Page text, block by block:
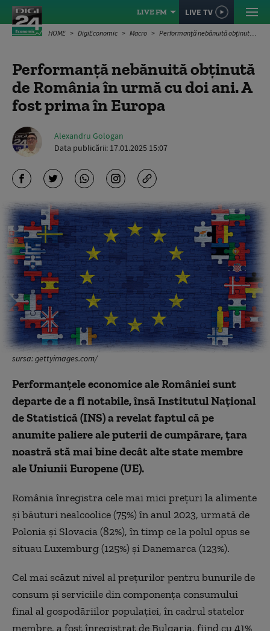
LIVE FM LIVE TV
HOME DigiEconomic Macro Performanță nebănuită obținută de România în urmă cu doi ani. A fost prima în Europa
Performanță nebănuită obținută
de România în urmă cu doi ani. A
fost prima în Europa
Alexandru Gologan
Data publicării: 17.01.2025 15:07
sursa: gettyimages.com/
Performanțele economice ale României sunt
departe de a fi notabile, însă Institutul Naţional
de Statistică (INS) a revelat faptul că pe
anumite paliere ale puterii de cumpărare, țara
noastră stă mai bine decât alte state membre
ale Uniunii Europene (UE).
România înregistra cele mai mici preţuri la alimente
şi băuturi nealcoolice (75%) în anul 2023, urmată de
Polonia şi Slovacia (82%), în timp ce la polul opus se
situau Luxemburg (125%) şi Danemarca (123%).
Cel mai scăzut nivel al prețurilor pentru bunurile de
consum și serviciile din componența consumului
final al gospodăriilor populației, în cadrul statelor
membre, a fost înregistrat de Bulgaria, fiind cu 41%